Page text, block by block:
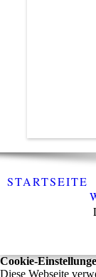
STARTSEITE
Cookie-
Diese Webseite